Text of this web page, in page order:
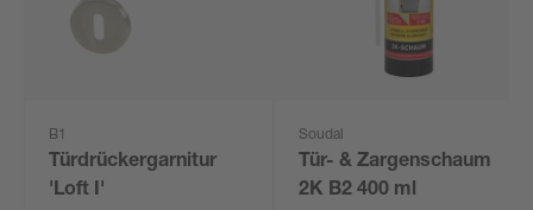
B1
Türdrückergarnitur
'Loft I'
Soudal
Tür- & Zargenschaum
2K B2 400 ml